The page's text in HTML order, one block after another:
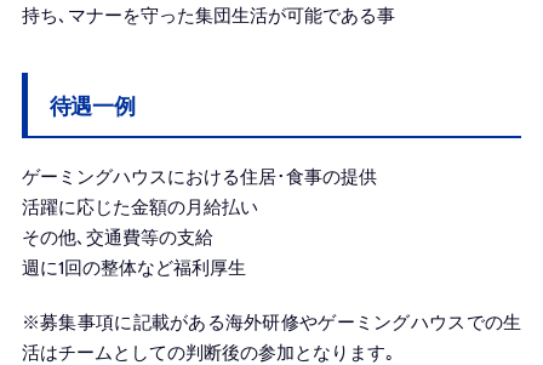
持ち､マナーを守った集団生活が可能である事
待遇一例
ゲーミングハウスにおける住居･食事の提供
活躍に応じた金額の月給払い
その他､交通費等の支給
週に1回の整体など福利厚生
※募集事項に記載がある海外研修やゲーミングハウスでの生
活はチームとしての判断後の参加となります｡